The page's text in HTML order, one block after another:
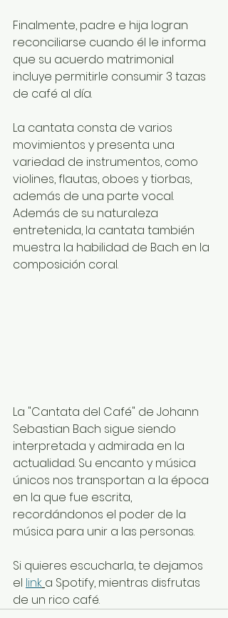
Finalmente, padre e hija logran
reconciliarse cuando él le informa
que su acuerdo matrimonial
incluye permitirle consumir 3 tazas
de café al día.
La cantata consta de varios
movimientos y presenta una
variedad de instrumentos, como
violines, flautas, oboes y tiorbas,
además de una parte vocal.
Además de su naturaleza
entretenida, la cantata también
muestra la habilidad de Bach en la
composición coral.
La "Cantata del Café" de Johann
Sebastian Bach sigue siendo
interpretada y admirada en la
actualidad. Su encanto y música
únicos nos transportan a la época
en la que fue escrita,
recordándonos el poder de la
música para unir a las personas.
Si quieres escucharla, te dejamos
el link a Spotify, mientras disfrutas
de un rico café.